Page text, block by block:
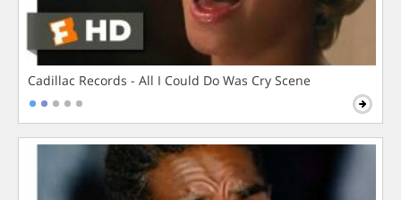
Cadillac Records - All I Could Do Was Cry Scene